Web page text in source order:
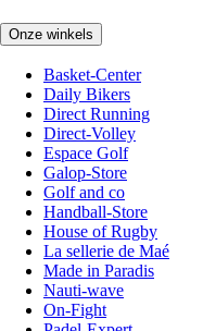
Onze winkels
Basket-Center
Daily Bikers
Direct Running
Direct-Volley
Espace Golf
Galop-Store
Golf and co
Handball-Store
House of Rugby
La sellerie de Maé
Made in Paradis
Nauti-wave
On-Fight